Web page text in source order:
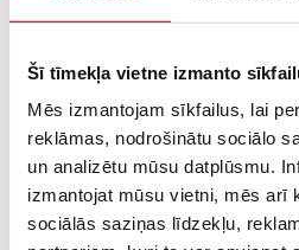
Šī tīmekļa vietne izmanto
Mēs izmantojam sīkfailus, lai
reklāmas, nodrošinātu sociālo
un analizētu mūsu datplūsmu.
izmantojat mūsu vietni, mēs arī
sociālās saziņas līdzekļu,